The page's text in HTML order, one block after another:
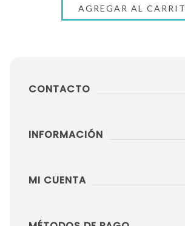
CONTACTO
INFORMACIÓN
MI CUENTA